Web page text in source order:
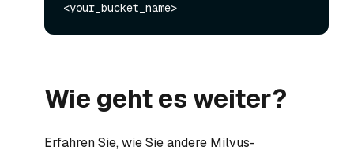
Wie geht es weiter?
Erfahren Sie, wie Sie andere Milvus-